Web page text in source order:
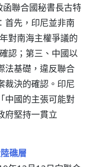
聯合國秘書長古特
首先，印尼並非南
對南海主權爭議的
認；第三、中國以
法基礎，違反聯合
裁決的確認。印尼
中國的主張可能對
府堅持一貫立
礁層